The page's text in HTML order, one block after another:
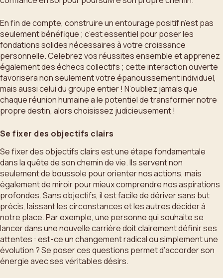
En fin de compte, construire un entourage positif n’est pas
seulement bénéfique ; c’est essentiel pour poser les
fondations solides nécessaires à votre croissance
personnelle. Celebrez vos réussites ensemble et apprenez
également des échecs collectifs ; cette interaction ouverte
favorisera non seulement votre épanouissement individuel,
mais aussi celui du groupe entier ! N’oubliez jamais que
chaque réunion humaine a le potentiel de transformer notre
propre destin, alors choisissez judicieusement !
Se fixer des objectifs clairs
Se fixer des objectifs clairs est une étape fondamentale
dans la quête de son chemin de vie. Ils servent non
seulement de boussole pour orienter nos actions, mais
également de miroir pour mieux comprendre nos aspirations
profondes. Sans objectifs, il est facile de dériver sans but
précis, laissant les circonstances et les autres décider à
notre place. Par exemple, une personne qui souhaite se
lancer dans une nouvelle carrière doit clairement définir ses
attentes : est-ce un changement radical ou simplement une
évolution ? Se poser ces questions permet d’accorder son
énergie avec ses véritables désirs.